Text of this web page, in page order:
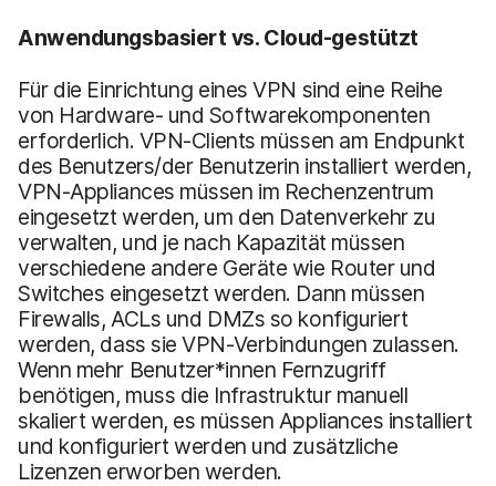
Anwendungsbasiert vs. Cloud-gestützt
Für die Einrichtung eines VPN sind eine Reihe
von Hardware- und Softwarekomponenten
erforderlich. VPN-Clients müssen am Endpunkt
des Benutzers/der Benutzerin installiert werden,
VPN-Appliances müssen im Rechenzentrum
eingesetzt werden, um den Datenverkehr zu
verwalten, und je nach Kapazität müssen
verschiedene andere Geräte wie Router und
Switches eingesetzt werden. Dann müssen
Firewalls, ACLs und DMZs so konfiguriert
werden, dass sie VPN-Verbindungen zulassen.
Wenn mehr Benutzer*innen Fernzugriff
benötigen, muss die Infrastruktur manuell
skaliert werden, es müssen Appliances installiert
und konfiguriert werden und zusätzliche
Lizenzen erworben werden.